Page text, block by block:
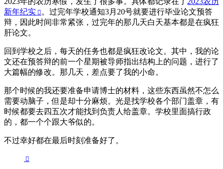
新年纪实
。过完年学校通知3月20号就要进行毕业论文预答
辩，因此时间非常紧张，过完年的那几天白天基本都是在疯狂
肝论文。
回到学校之后，每天的任务也都是疯狂改论文。其中，我的论
文还在预答辩的前一个星期被导师指出结构上的问题，进行了
大篇幅的修改。那几天，差点要了我的小命。
那个时候的我还要准备申请博士的材料，这些东西虽然不怎么
需要动脑子，但是却十分麻烦。光是找学校各个部门盖章，有
时候都要去四五次才能找到负责人给盖章。学校里面搞行政
的，都一个个跟大爷似的。
不过幸好都在最后时刻准备好了。